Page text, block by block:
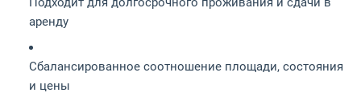
аренду
Сбалансированное соотношение площади, состояния
и цены